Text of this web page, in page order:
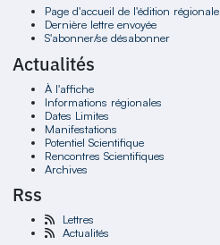
Page d'accueil de l'édition régionale
Dernière lettre envoyée
S'abonner/se désabonner
Actualités
À l'affiche
Informations régionales
Dates Limites
Manifestations
Potentiel Scientifique
Rencontres Scientifiques
Archives
Rss
Lettres
Actualités